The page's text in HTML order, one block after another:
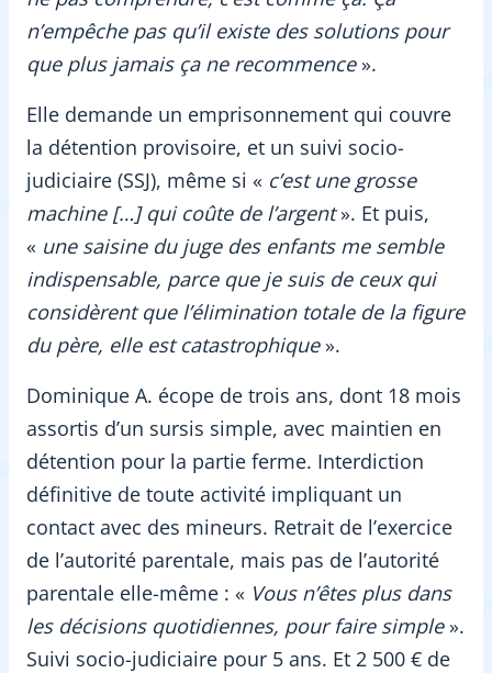
n’empêche pas qu’il existe des solutions pour
que plus jamais ça ne recommence».
Elle demande un emprisonnement qui couvre
la détention provisoire, et un suivi socio-
judiciaire (SSJ), même si « c’est une grosse
machine […] qui coûte de l’argent». Et puis,
« une saisine du juge des enfants me semble
indispensable, parce que je suis de ceux qui
considèrent que l’élimination totale de la figure
du père, elle est catastrophique».
Dominique A. écope de trois ans, dont 18 mois
assortis d’un sursis simple, avec maintien en
détention pour la partie ferme. Interdiction
définitive de toute activité impliquant un
contact avec des mineurs. Retrait de l’exercice
de l’autorité parentale, mais pas de l’autorité
parentale elle-même : « Vous n’êtes plus dans
les décisions quotidiennes, pour faire simple».
Suivi socio-judiciaire pour 5 ans. Et 2 500 € de